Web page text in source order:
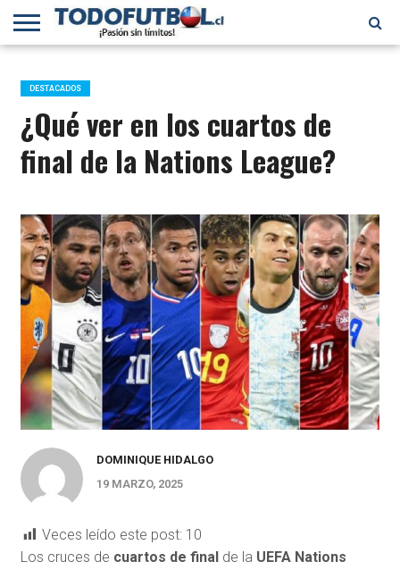
PRIMERA
B
SELECCIÓN
CHILENA
CHILENOS
EN EL
MUNDO
FÚTBOL
INTERNACIONAL
DESTACADOS
¿Qué ver en los cuartos de
final de la Nations League?
DOMINIQUE HIDALGO
19 MARZO, 2025
Veces leído este post: 10
Los cruces de cuartos de final de la UEFA Nations